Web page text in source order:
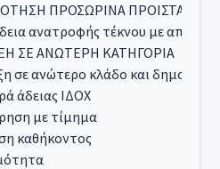
ΠΡΟΣΩΡΙΝΑ
ανατροφής τέκνου με
ΣΕ ΑΝΩΤΕΡΗ ΚΑΤΗΓΟΡΙΑ
σε ανώτερο κλάδο και δημοτικές
άδειας ΙΔΟΧ
με τίμημα
καθήκοντος